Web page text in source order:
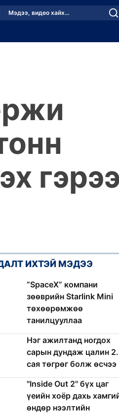
Мэдээ, видео хайх...
гэрээ
ИХТЭЙ МЭДЭЭ
“SpaceX” компани
зөөврийн Starlink Mini
төхөөрөмжөө
танилцууллаа
Нэг ажилтанд ногдох
сарын дундаж цалин
сая төгрөг болж өсчээ
"Inside Out 2" бүх цаг
үеийн хоёр дахь
өндөр нээлтийн